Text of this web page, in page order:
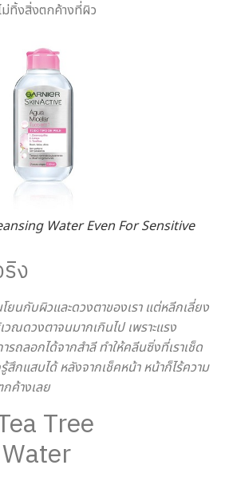
ม่ทิ้งสิ่งตกค้างที่ผิว
Water Even For Sensitive
ง
ยนกับผิวและดวงตาของเรา แต่หลีกเลี่ยง
ณดวงตาจนมากเกินไป เพราะแรง
รถลอกได้จากสำลี ทำให้คลีนซิ่งที่เราเช็ด
กแสบได้ หลังจากเช็คหน้า หน้าก็ไร้ความ
ค้างเลย
Tree